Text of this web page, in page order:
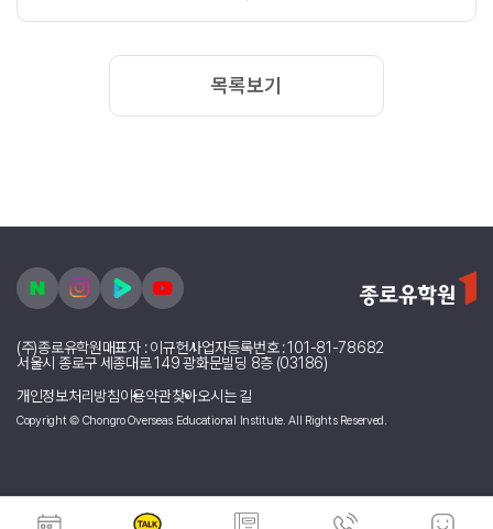
목록보기
(주)종로유학원대표자 : 이규헌사업자등록번호 : 101-81-78682
서울시 종로구 세종대로 149 광화문빌딩 8층 (03186)
개인정보처리방침이용약관찾아오시는 길
Copyright © Chongro Overseas Educational Institute. All Rights Reserved.